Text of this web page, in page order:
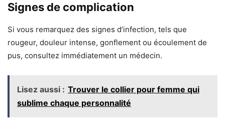
Signes de complication
Si vous remarquez des signes d’infection, tels que
rougeur, douleur intense, gonflement ou écoulement de
pus, consultez immédiatement un médecin.
Lisez aussi : Trouver le collier pour femme qui
sublime chaque personnalité